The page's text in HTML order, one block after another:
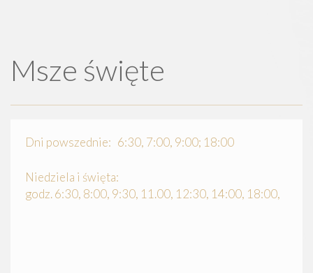
Msze święte
Dni powszednie: 6:30, 7:00, 9:00; 18:00
Niedziela i święta:
godz. 6:30, 8:00, 9:30, 11.00, 12:30, 14:00, 18:00,